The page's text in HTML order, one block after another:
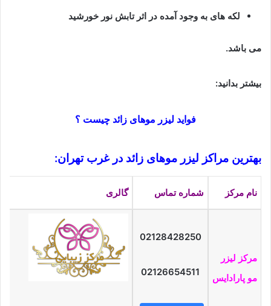
لکه های به وجود آمده در اثر تابش نور خورشید
می باشد.
بیشتر بدانید:
فواید لیزر موهای زائد چیست ؟
بهترین مراکز لیزر موهای زائد در غرب تهران:
نام مرکز شماره تماس گالری
مرکز لیزر
مو پارادایس
02128428250
02126654511